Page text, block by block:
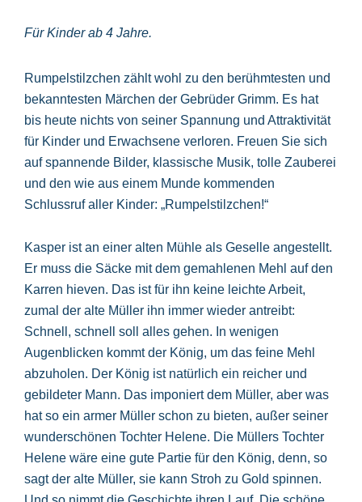
Für Kinder ab 4 Jahre.
Rumpelstilzchen zählt wohl zu den berühmtesten und
bekanntesten Märchen der Gebrüder Grimm. Es hat
bis heute nichts von seiner Spannung und Attraktivität
für Kinder und Erwachsene verloren. Freuen Sie sich
auf spannende Bilder, klassische Musik, tolle Zauberei
und den wie aus einem Munde kommenden
Schlussruf aller Kinder: „Rumpelstilzchen!“
Kasper ist an einer alten Mühle als Geselle angestellt.
Er muss die Säcke mit dem gemahlenen Mehl auf den
Karren hieven. Das ist für ihn keine leichte Arbeit,
zumal der alte Müller ihn immer wieder antreibt:
Schnell, schnell soll alles gehen. In wenigen
Augenblicken kommt der König, um das feine Mehl
abzuholen. Der König ist natürlich ein reicher und
gebildeter Mann. Das imponiert dem Müller, aber was
hat so ein armer Müller schon zu bieten, außer seiner
wunderschönen Tochter Helene. Die Müllers Tochter
Helene wäre eine gute Partie für den König, denn, so
sagt der alte Müller, sie kann Stroh zu Gold spinnen.